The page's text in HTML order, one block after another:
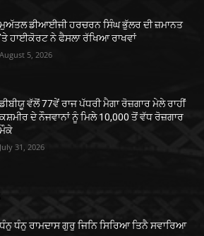
ਮੁਅੱਤਲ ਡੀਆਈਜੀ ਹਰਚਰਨ ਸਿੰਘ ਭੁੱਲਰ ਦੀ ਜ਼ਮਾਨਤ
’ਤੇ ਹਾਈਕੋਰਟ ਨੇ ਫੈਸਲਾ ਰੱਖਿਆ ਰਾਖਵਾਂ
August 5, 2026
ਡੀਬੀਯੂ ਵੱਲੋਂ 77ਵੇਂ ਰਾਜ ਪੱਧਰੀ ਮੈਗਾ ਰੋਜ਼ਗਾਰ ਮੇਲੇ ਰਾਹੀਂ
ਕਸ਼ਮੀਰ ਦੇ ਨੌਜਵਾਨਾਂ ਨੂੰ ਮਿਲੇ 10,000 ਤੋਂ ਵੱਧ ਰੋਜ਼ਗਾਰ
ਮੌਕੇ
July 31, 2026
ਧੰਨੁ ਧੰਨੁ ਰਾਮਦਾਸ ਗੁਰੁ ਜਿਨਿ ਸਿਰਿਆ ਤਿਨੈ ਸਵਾਰਿਆ